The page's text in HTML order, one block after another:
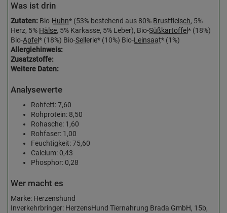
Was ist drin
Zutaten: Bio-Huhn* (53% bestehend aus 80% Brustfleisch, 5%
Herz, 5% Hälse, 5% Karkasse, 5% Leber), Bio-Süßkartoffel* (18%)
Bio-Apfel* (18%) Bio-Sellerie* (10%) Bio-Leinsaat* (1%)
Allergiehinweis:
Zusatzstoffe:
Weitere Daten:
Analysewerte
Rohfett: 7,60
Rohprotein: 8,50
Rohasche: 1,60
Rohfaser: 1,00
Feuchtigkeit: 75,60
Calcium: 0,43
Phosphor: 0,28
Wer macht es
Marke: Herzenshund
Inverkehrbringer: HerzensHund Tiernahrung Brada GmbH, 15b,